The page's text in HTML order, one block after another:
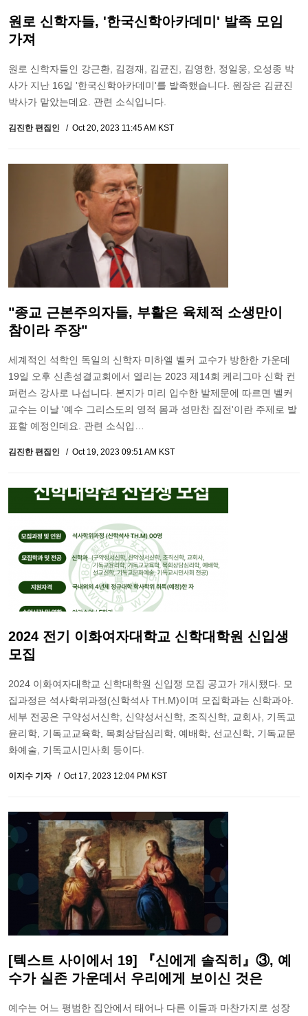
원로 신학자들, '한국신학아카데미' 발족 모임
가져
원로 신학자들인 강근환, 김경재, 김균진, 김영한, 정일웅, 오성종 박
사가 지난 16일 '한국신학아카데미'를 발족했습니다. 원장은 김균진
박사가 맡았는데요. 관련 소식입니다.
김진한 편집인 Oct 20, 2023 11:45 AM KST
"종교 근본주의자들, 부활은 육체적 소생만이
참이라 주장"
세계적인 석학인 독일의 신학자 미하엘 벨커 교수가 방한한 가운데
19일 오후 신촌성결교회에서 열리는 2023 제14회 케리그마 신학 컨
퍼런스 강사로 나섭니다. 본지가 미리 입수한 발제문에 따르면 벨커
교수는 이날 '예수 그리스도의 영적 몸과 성만찬 집전'이란 주제로 발
표할 예정인데요. 관련 소식입…
김진한 편집인 Oct 19, 2023 09:51 AM KST
2024 전기 이화여자대학교 신학대학원 신입생
모집
2024 이화여자대학교 신학대학원 신입쟁 모집 공고가 개시됐다. 모
집과정은 석사학위과정(신학석사 TH.M)이며 모집학과는 신학과아.
세부 전공은 구약성서신학, 신약성서신학, 조직신학, 교회사, 기독교
윤리학, 기독교교육학, 목회상담심리학, 예배학, 선교신학, 기독교문
화예술, 기독교시민사회 등이다.
이지수 기자 Oct 17, 2023 12:04 PM KST
[텍스트 사이에서 19] 『신에게 솔직히』③, 예
수가 실존 가운데서 우리에게 보이신 것은
예수는 어느 평범한 집안에서 태어나 다른 이들과 마찬가지로 성장